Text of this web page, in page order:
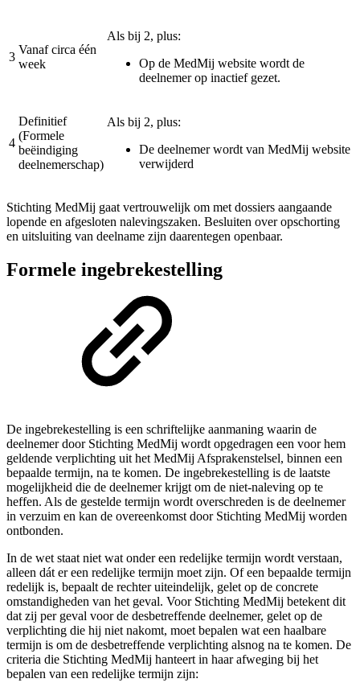
3
Vanaf circa één
week
Als bij 2, plus:
Op de MedMij website wordt de
deelnemer op inactief gezet.
4
Definitief
(Formele
beëindiging
deelnemerschap)
Als bij 2, plus:
De deelnemer wordt van MedMij website
verwijderd
Stichting MedMij gaat vertrouwelijk om met dossiers aangaande
lopende en afgesloten nalevingszaken. Besluiten over opschorting
en uitsluiting van deelname zijn daarentegen openbaar.
Formele ingebrekestelling
De ingebrekestelling is een schriftelijke aanmaning waarin de
deelnemer door Stichting MedMij wordt opgedragen een voor hem
geldende verplichting uit het MedMij Afsprakenstelsel, binnen een
bepaalde termijn, na te komen. De ingebrekestelling is de laatste
mogelijkheid die de deelnemer krijgt om de niet-naleving op te
heffen. Als de gestelde termijn wordt overschreden is de deelnemer
in verzuim en kan de overeenkomst door Stichting MedMij worden
ontbonden.
In de wet staat niet wat onder een redelijke termijn wordt verstaan,
alleen dát er een redelijke termijn moet zijn. Of een bepaalde termijn
redelijk is, bepaalt de rechter uiteindelijk, gelet op de concrete
omstandigheden van het geval. Voor Stichting MedMij betekent dit
dat zij per geval voor de desbetreffende deelnemer, gelet op de
verplichting die hij niet nakomt, moet bepalen wat een haalbare
termijn is om de desbetreffende verplichting alsnog na te komen. De
criteria die Stichting MedMij hanteert in haar afweging bij het
bepalen van een redelijke termijn zijn: